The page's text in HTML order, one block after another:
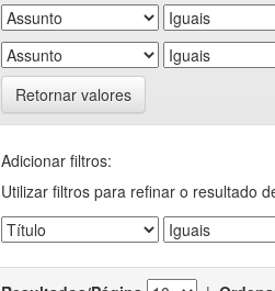
Retornar valores
Adicionar filtros:
Utilizar filtros para refinar o resultado